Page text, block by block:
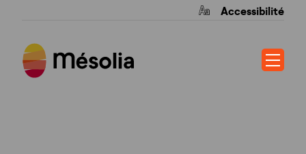
Accessibilité